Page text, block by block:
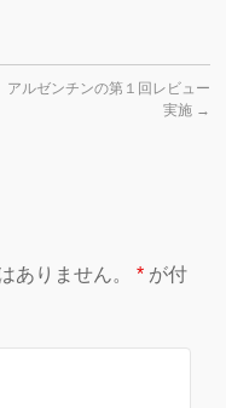
ルゼンチンの第１回レビュー
実施 →
ありません。 * が付